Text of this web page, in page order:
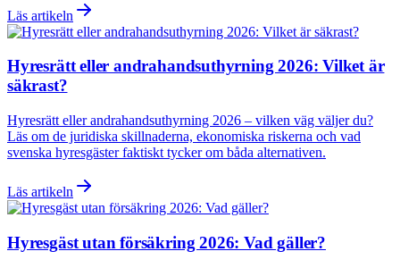
Läs artikeln
Hyresrätt eller andrahandsuthyrning 2026: Vilket är
säkrast?
Hyresrätt eller andrahandsuthyrning 2026 – vilken väg väljer du?
Läs om de juridiska skillnaderna, ekonomiska riskerna och vad
svenska hyresgäster faktiskt tycker om båda alternativen.
Läs artikeln
Hyresgäst utan försäkring 2026: Vad gäller?